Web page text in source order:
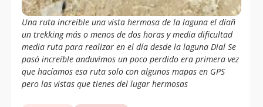
Una ruta increíble una vista hermosa de la laguna el díañ
un trekking más o menos de dos horas y media dificultad
media ruta para realizar en el día desde la laguna Dial Se
pasó increíble anduvimos un poco perdido era primera vez
que hacíamos esa ruta solo con algunos mapas en GPS
pero las vistas que tienes del lugar hermosas